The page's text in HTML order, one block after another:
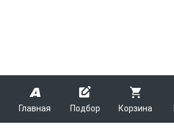
Главная Подбор Корзина